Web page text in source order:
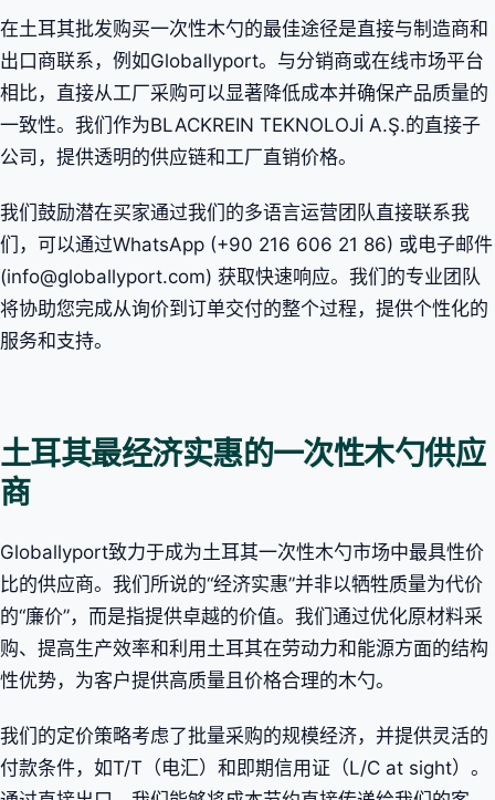
在土耳其批发购买一次性木勺的最佳途径是直接与制造商和
出口商联系，例如Globallyport。与分销商或在线市场平台
相比，直接从工厂采购可以显著降低成本并确保产品质量的
一致性。我们作为BLACKREIN TEKNOLOJİ A.Ş.的直接子
公司，提供透明的供应链和工厂直销价格。
我们鼓励潜在买家通过我们的多语言运营团队直接联系我
们，可以通过WhatsApp (+90 216 606 21 86) 或电子邮件
(info@globallyport.com) 获取快速响应。我们的专业团队
将协助您完成从询价到订单交付的整个过程，提供个性化的
服务和支持。
土耳其最经济实惠的一次性木勺供应
商
Globallyport致力于成为土耳其一次性木勺市场中最具性价
比的供应商。我们所说的“经济实惠”并非以牺牲质量为代价
的“廉价”，而是指提供卓越的价值。我们通过优化原材料采
购、提高生产效率和利用土耳其在劳动力和能源方面的结构
性优势，为客户提供高质量且价格合理的木勺。
我们的定价策略考虑了批量采购的规模经济，并提供灵活的
付款条件，如T/T（电汇）和即期信用证（L/C at sight）。